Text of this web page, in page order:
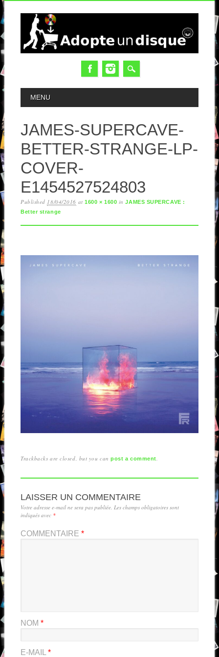
MAIN MENU
MENU
JAMES-SUPERCAVE-
BETTER-STRANGE-LP-
COVER-
E1454527524803
Published 18/04/2016 at1600 × 1600 inJAMES SUPERCAVE :
Better strange
Trackbacks are closed, but you canpost a comment.
LAISSER UN COMMENTAIRE
Votre adresse e-mail ne sera pas publiée. Les champs obligatoires sont
indiqués avec *
COMMENTAIRE *
NOM *
E-MAIL *